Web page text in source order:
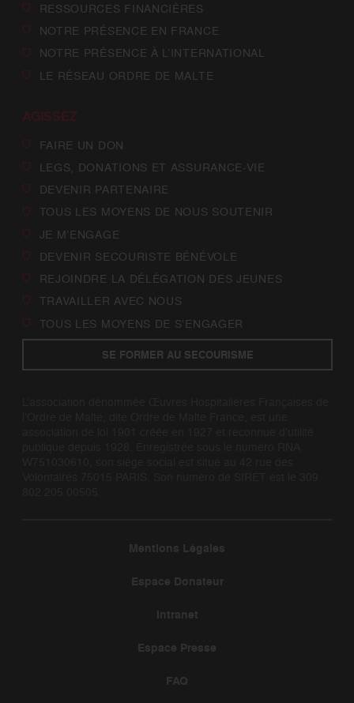
RESSOURCES FINANCIÈRES
NOTRE PRÉSENCE EN FRANCE
NOTRE PRÉSENCE À L’INTERNATIONAL
LE RÉSEAU ORDRE DE MALTE
AGISSEZ
FAIRE UN DON
LEGS, DONATIONS ET ASSURANCE-VIE
DEVENIR PARTENAIRE
TOUS LES MOYENS DE NOUS SOUTENIR
JE M’ENGAGE
DEVENIR SECOURISTE BÉNÉVOLE
REJOINDRE LA DÉLÉGATION DES JEUNES
TRAVAILLER AVEC NOUS
TOUS LES MOYENS DE S’ENGAGER
SE FORMER AU SECOURISME
Mentions Légales
Espace Donateur
Intranet
Espace Presse
FAQ